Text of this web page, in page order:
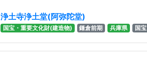
浄土寺浄土堂(阿弥陀堂)
国宝・重要文化財(建造物) 鎌倉前期 兵庫県 国宝